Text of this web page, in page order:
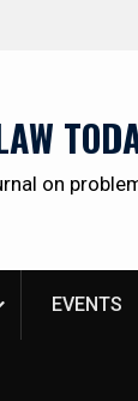
on
EVENTS